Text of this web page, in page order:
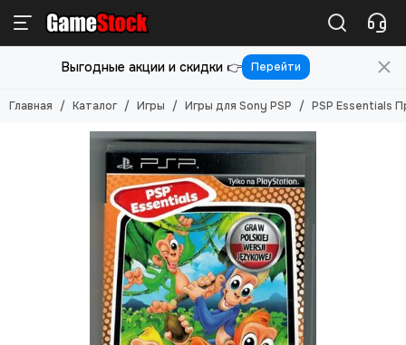
Игры
Смотреть все товары
Игры для PlayStation 5
Игры для PlayStation 3
Игры для PlayStation 2
Игры для Nintendo Switch 2
Игры для Nintendo Switch
Игры для Nintendo 3DS
Игры для Xbox ONE/SERIES S/X
Игры для Xbox Original
Игры для Xbox 360
Игры для Sony PS Vita
Игры для Sony PSP
Выгодные акции и скидки 👉 Перейти
Главная Каталог Игры Игры для Sony PSP PSP Essentials